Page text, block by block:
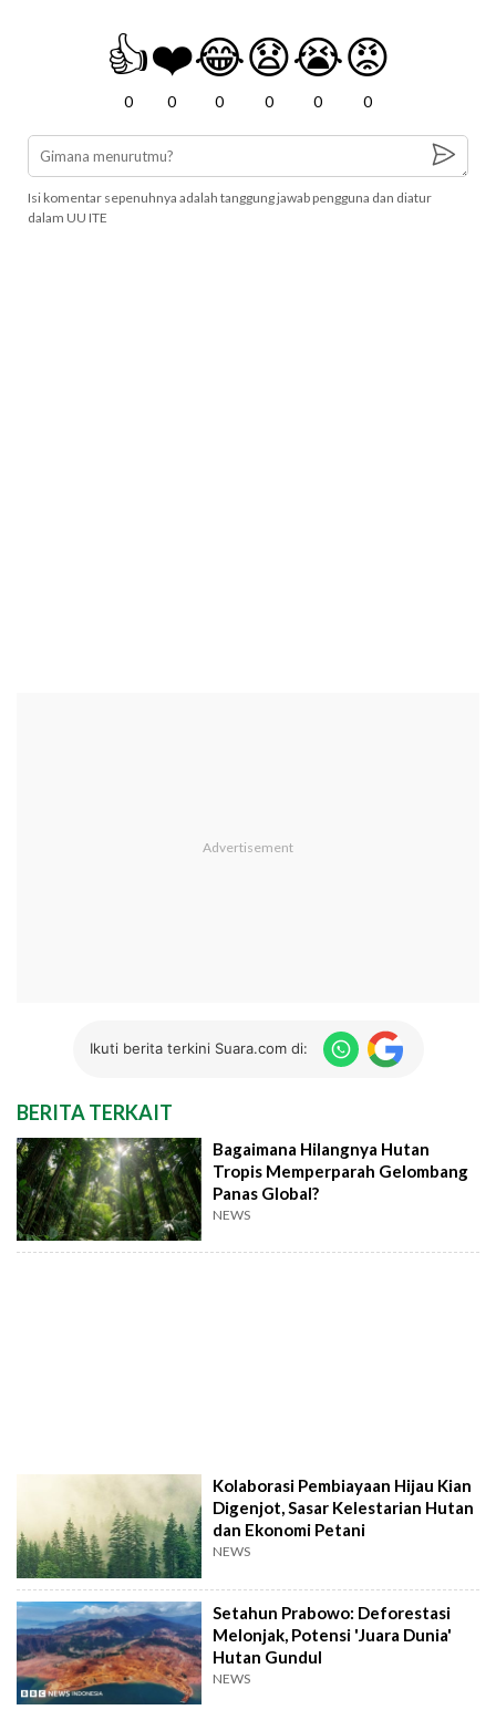
👍
0
❤️
0
😂
0
😧
0
😭
0
😡
0
Isi komentar sepenuhnya adalah tanggung jawab pengguna dan diatur
dalam UU ITE
Ikuti berita terkini Suara.com di:
BERITA TERKAIT
Bagaimana Hilangnya Hutan
Tropis Memperparah Gelombang
Panas Global?
NEWS
Kolaborasi Pembiayaan Hijau Kian
Digenjot, Sasar Kelestarian Hutan
dan Ekonomi Petani
NEWS
Setahun Prabowo: Deforestasi
Melonjak, Potensi 'Juara Dunia'
Hutan Gundul
NEWS